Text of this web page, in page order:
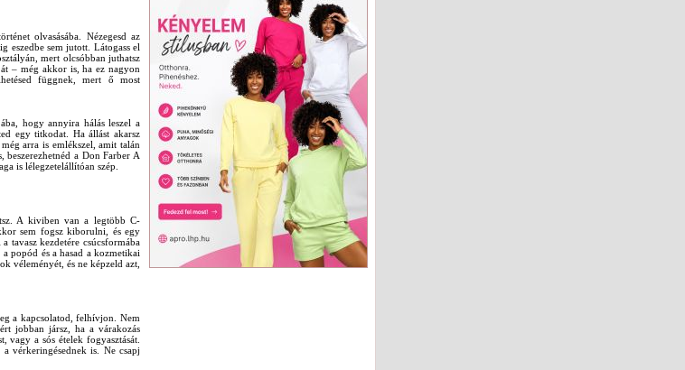
olvasásába. Nézegesd az
eszedbe sem jutott. Látogass el
mert olcsóbban juthatsz
– még akkor is, ha ez nagyon
függnek, mert ő most
hogy annyira hálás leszel a
egy titkodat. Ha állást akarsz
arra is emlékszel, amit talán
a Don Farber A
is lélegzetelállítóan szép.
A kiviben van a legtöbb C-
sem fogsz kiborulni, és egy
tavasz kezdetére csúcsformába
popód és a hasad a kozmetikai
véleményét, és ne képzeld azt,
a kapcsolatod, felhívjon. Nem
jobban jársz, ha a várakozás
vagy a sós ételek fogyasztását.
vérkeringésednek is. Ne csapj